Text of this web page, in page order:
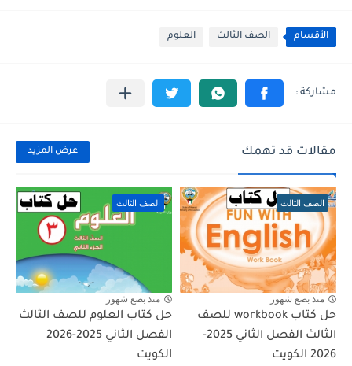
الأقسام الصف الثالث العلوم
مقالات قد تهمك عرض المزيد
الصف الثالث
منذ بضع شهور
حل كتاب workbook للصف
الثالث الفصل الثاني 2025-
2026 الكويت
الصف الثالث
منذ بضع شهور
حل كتاب العلوم للصف الثالث
الفصل الثاني 2025-2026
الكويت